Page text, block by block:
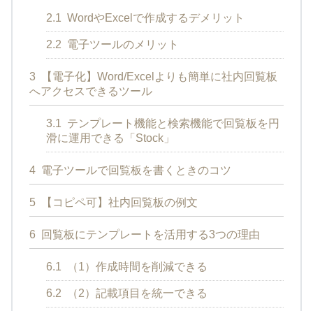
2.1 WordやExcelで作成するデメリット
2.2 電子ツールのメリット
3
【電子化】Word/Excelよりも簡単に社内回覧板
へアクセスできるツール
3.1 テンプレート機能と検索機能で回覧板を円
滑に運用できる「Stock」
4 電子ツールで回覧板を書くときのコツ
5 【コピペ可】社内回覧板の例文
6 回覧板にテンプレートを活用する3つの理由
6.1 （1）作成時間を削減できる
6.2 （2）記載項目を統一できる